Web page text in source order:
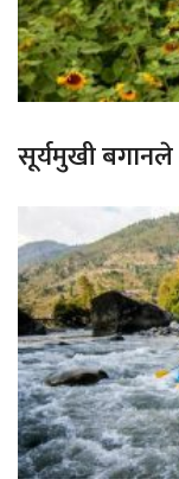
सूर्यमुखी बगानले